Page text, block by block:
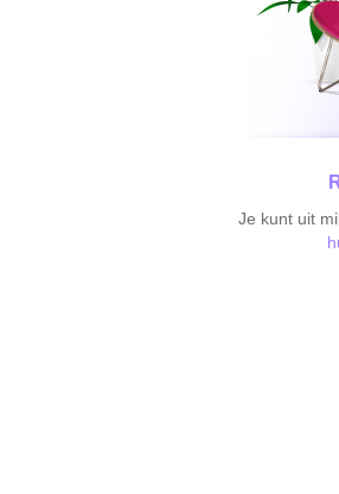
Je kunt uit